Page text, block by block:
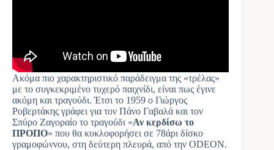
Ακόμα πιο χαρακτηριστικό παράδειγμα της «τρέλας»
με το συγκεκριμένο τυχερό παιχνίδι, είναι πως έγινε
ακόμη και τραγούδι. Έτσι το 1959 ο Γιώργος
Ροβερτάκης γράφει για τον Πάνο Γαβαλά και τον
Σπύρο Ζαγοραίο το τραγούδι «Αν κερδίσω το
ΠΡΟΠΟ» που θα κυκλοφορήσει σε 78άρι δίσκο
γραμοφώννου, στη δεύτερη πλευρά, από την ODEON.